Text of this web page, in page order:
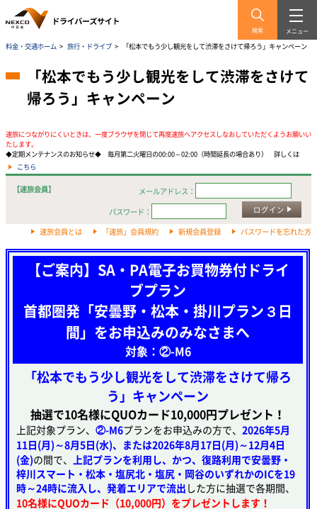
検索 メニュー
料金・交通ホーム > 旅行・ドライブ > 「松本でもう少し観光をして渋滞をさけて帰ろう」キャンペーン
「松本でもう少し観光をして渋滞をさけて
帰ろう」キャンペーン
速旅につながりにくいときは、一度ブラウザを閉じて再度速旅へアクセスしなおしていただくようお願いい
たします。
◆定期メンテナンスのお知らせ◆ 毎月第二火曜日の00:00～02:00（時間延長の場合あり） 詳しくは
こちら
【速旅会員】
メールアドレス：
パスワード：
ログイン
速旅会員とは 「速旅」会員規約 新規会員登録 パスワードを忘れた方
【ご案内】SA・PA電子お買物券付ドライ
ブプラン
首都圏発「安曇野・松本・掛川プラン３日
間」をお申込みのみなさまへ
対象：②-M6
「松本でもう少し観光をして渋滞をさけて帰ろ
う」キャンペーン
抽選で10名様にQUOカード10,000円プレゼント！
上記対象プラン、 ②-M6プランをお申込みの方で、 2026年5月
11日(月)～8月5日(水)、または2026年8月17日(月)～12月4日
(金)の間で、
上記プランを利用し、かつ、復路利用で安曇野・
梓川スマート・松本・塩尻北・塩尻・岡谷のいずれかのICを19
時～24時に流入し、発着エリアで流出 した方に抽選で各期間、
10名様にQUOカード（10,000円）をプレゼントします ！